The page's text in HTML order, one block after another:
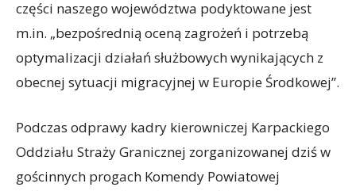
części naszego województwa podyktowane jest
m.in. „bezpośrednią oceną zagrożeń i potrzebą
optymalizacji działań służbowych wynikających z
obecnej sytuacji migracyjnej w Europie Środkowej”.
Podczas odprawy kadry kierowniczej Karpackiego
Oddziału Straży Granicznej zorganizowanej dziś w
gościnnych progach Komendy Powiatowej